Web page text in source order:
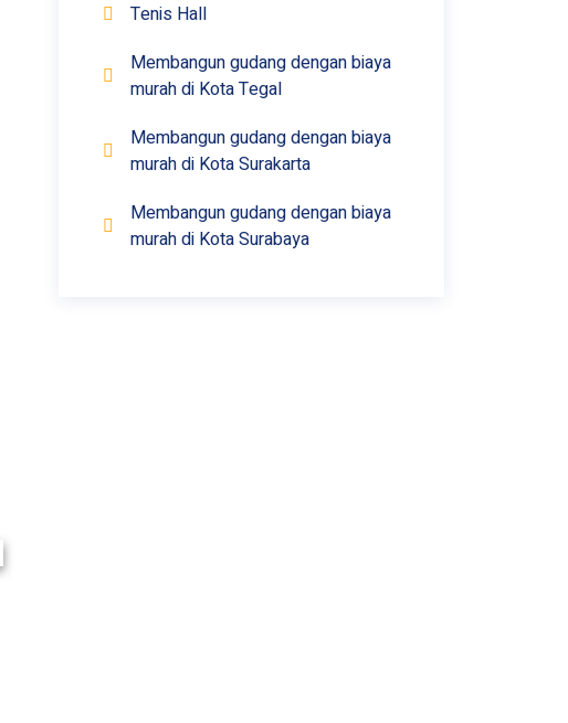
Tenis Hall
Membangun gudang dengan biaya
murah di Kota Tegal
Membangun gudang dengan biaya
murah di Kota Surakarta
Membangun gudang dengan biaya
murah di Kota Surabaya